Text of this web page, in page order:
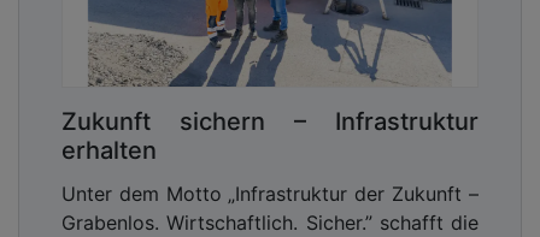
Zukunft sichern – Infrastruktur
erhalten
Unter dem Motto „Infrastruktur der Zukunft –
Grabenlos. Wirtschaftlich. Sicher.” schafft die